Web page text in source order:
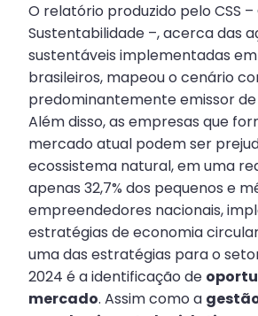
O relatório produzido pelo CSS
Sustentabilidade –, acerca das
sustentáveis implementadas
brasileiros, mapeou o cenário
predominantemente emissor
Além disso, as empresas que
mercado atual podem ser
ecossistema natural, em uma
apenas 32,7% dos pequenos e
empreendedores nacionais,
estratégias de economia
uma das estratégias para o
2024 é a identificação de
mercado. Assim como a